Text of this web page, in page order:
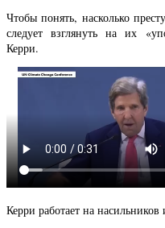
Чтобы понять, насколько
следует взглянуть на их
Керри.
Керри работает на